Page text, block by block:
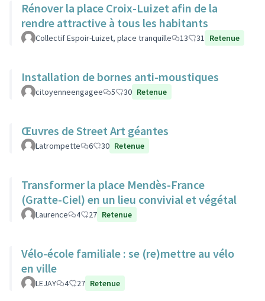
Rénover la place Croix-Luizet afin de la
rendre attractive à tous les habitants
Collectif Espoir-Luizet, place tranquille 13 31 Retenue
Installation de bornes anti-moustiques
citoyenneengagee 5 30 Retenue
Œuvres de Street Art géantes
Latrompette 6 30 Retenue
Transformer la place Mendès-France
(Gratte-Ciel) en un lieu convivial et végétal
Laurence 4 27 Retenue
Vélo-école familiale : se (re)mettre au vélo
en ville
LEJAY 4 27 Retenue